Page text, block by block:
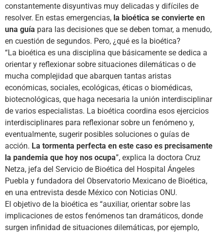
constantemente disyuntivas muy delicadas y difíciles de
resolver. En estas emergencias, la bioética se convierte en
una guía para las decisiones que se deben tomar, a menudo,
en cuestión de segundos. Pero, ¿qué es la bioética?
“La bioética es una disciplina que básicamente se dedica a
orientar y reflexionar sobre situaciones dilemáticas o de
mucha complejidad que abarquen tantas aristas
económicas, sociales, ecológicas, éticas o biomédicas,
biotecnológicas, que haga necesaria la unión interdisciplinar
de varios especialistas. La bioética coordina esos ejercicios
interdisciplinares para reflexionar sobre un fenómeno y,
eventualmente, sugerir posibles soluciones o guías de
acción. La tormenta perfecta en este caso es precisamente
la pandemia que hoy nos ocupa”, explica la doctora Cruz
Netza, jefa del Servicio de Bioética del Hospital Ángeles
Puebla y fundadora del Observatorio Mexicano de Bioética,
en una entrevista desde México con Noticias ONU.
El objetivo de la bioética es “auxiliar, orientar sobre las
implicaciones de estos fenómenos tan dramáticos, donde
surgen infinidad de situaciones dilemáticas, por ejemplo,